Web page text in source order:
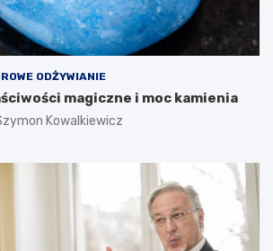
ODŻYWIANIE
magiczne i moc kamienia
Kowalkiewicz